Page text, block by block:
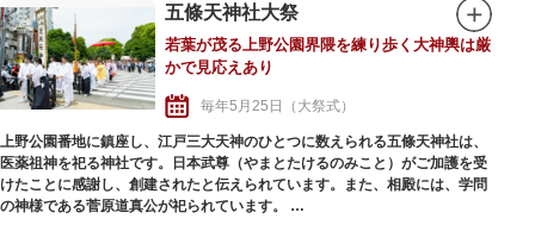
五條天神社大祭
若葉が茂る上野公園界隈を練り歩く大神輿は厳
かで見応えあり
毎年5月25日（大祭式）
上野公園番地に鎮座し、江戸三大天神のひとつに数えられる五條天神社は、
医薬祖神を祀る神社です。日本武尊（やまとたけるのみこと）がご加護を受
けたことに感謝し、創建されたと伝えられています。また、相殿には、学問
の神様である菅原道真公が祀られています。